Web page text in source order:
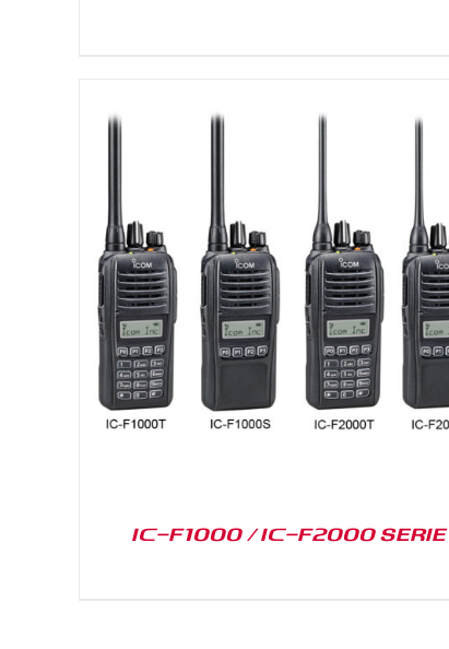
IC-F1000 / IC-F2000 SERIE
DETAILS